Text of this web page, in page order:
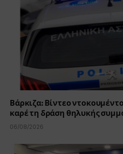
Βάρκιζα: Βίντεο
καρέ τη δράση θηλυκής
06/08/2026